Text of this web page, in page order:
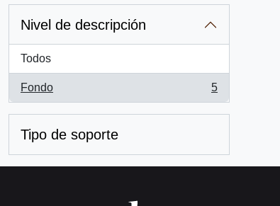
Nivel de descripción
Todos
Fondo
, 5 resultados
5
Tipo de soporte